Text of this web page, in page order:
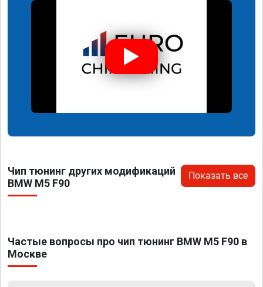
Чип тюнинг других модификаций
BMW M5 F90
Показать все
Частые вопросы про чип тюнинг BMW M5 F90 в
Москве